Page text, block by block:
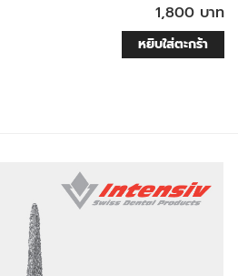
1,800 บาท
หยิบใส่ตะกร้า